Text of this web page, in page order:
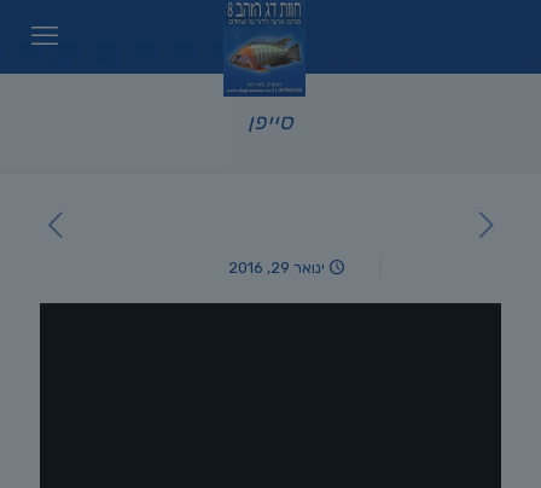
סייפן
ינואר 29, 2016